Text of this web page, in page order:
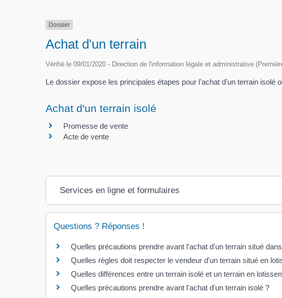
Dossier
Achat d'un terrain
Vérifié le 09/01/2020 - Direction de l'information légale et administrative
Le dossier expose les principales étapes pour l'achat d'un terrain isolé
Achat d'un terrain isolé
Promesse de vente
Acte de vente
Services en ligne et formulaires
Questions ? Réponses !
Quelles précautions prendre avant l'achat d'un terrain situé
Quelles règles doit respecter le vendeur d'un terrain situé en
Quelles différences entre un terrain isolé et un terrain en
Quelles précautions prendre avant l'achat d'un terrain isolé ?